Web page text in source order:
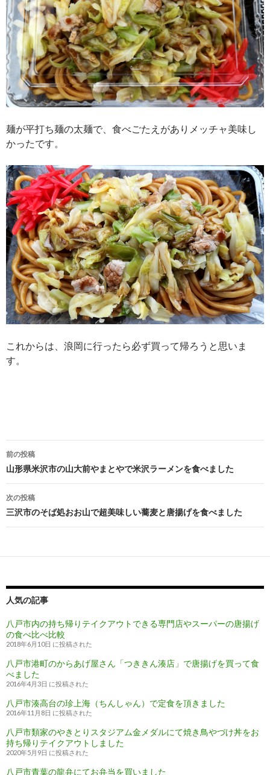
麺が平打ち麺の太麺で、食べごたえがありメッチャ美味し
かったです。
これからは、浪岡に行ったら必ず買って帰ろうと思いま
す。
投
稿
ナ
ゲ
シ
ョ
ン
前の投稿
山形県米沢市の山大前やまとやで米沢ラーメンを食べました
次の投稿
三沢市のそば処おお山で超美味しい蕎麦と唐揚げを食べました
人気の記事
八戸市内の持ち帰りテイクアウトできる専門店やスーパーの唐揚げ
の食べ比べ比較
2018年6月10日 に投稿された
八戸市港町のからあげ屋さん「つききん湊店」で唐揚げを買って食
べました
2016年4月3日 に投稿された
八戸市湊高台の珍上海（ちんしゃん）で定食を頂きました
2016年11月8日 に投稿された
八戸市類家のやきとりスタジアム金メダルにて焼き鳥やづけ丼をお
持ち帰りテイクアウトしました
2020年5月9日 に投稿された
八戸市青葉の龍弁にてお弁当を買いました